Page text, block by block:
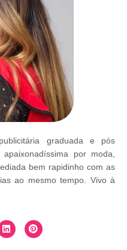
graduada e pós
por moda,
bem rapidinho com as
ao mesmo tempo. Vivo à